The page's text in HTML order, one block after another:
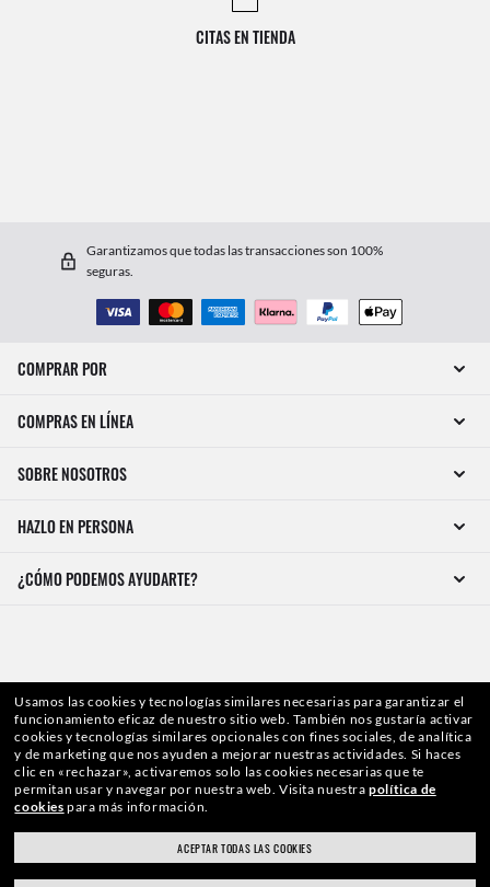
CITAS EN TIENDA
Garantizamos que todas las transacciones son 100%
seguras.
COMPRAR POR
COMPRAS EN LÍNEA
SOBRE NOSOTROS
HAZLO EN PERSONA
¿CÓMO PODEMOS AYUDARTE?
WebID #
Usamos las cookies y tecnologías similares necesarias para garantizar el
funcionamiento eficaz de nuestro sitio web. También nos gustaría activar
cookies y tecnologías similares opcionales con fines sociales, de analítica
y de marketing que nos ayuden a mejorar nuestras actividades. Si haces
clic en «rechazar», activaremos solo las cookies necesarias que te
permitan usar y navegar por nuestra web. Visita nuestrapolítica de
cookies para más información.
ACEPTAR TODAS LAS COOKIES